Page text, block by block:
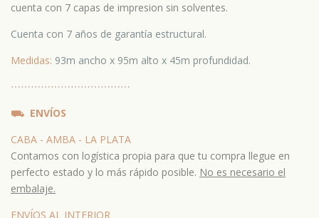
cuenta con 7 capas de impresion sin solventes.
Cuenta con 7 años de garantía estructural.
Medidas: 93m ancho x 95m alto x 45m profundidad.
⋯⋯⋯⋯⋯⋯⋯⋯⋯⋯⋯⋯
⛟ ENVÍOS
CABA - AMBA - LA PLATA
Contamos con logística propia para que tu compra llegue en
perfecto estado y lo más rápido posible. No es necesario el
embalaje.
ENVÍOS AL INTERIOR